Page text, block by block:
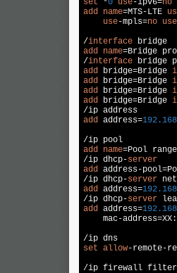
add
name=MTS-LTE
use-mpls=no use
/interface
add
name=Bridge
/interface
add
bridge=Bridge
add
bridge=Bridge
add
bridge=Bridge
add
bridge=Bridge
add
address=192.168
add
name=Pool
/ip dhcp-server
add
address-
/ip dhcp-server
add
address=192.168
/ip dhcp-server
add
address=192.168
mac-
set allow-remote-